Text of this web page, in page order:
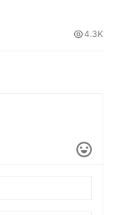
4.3K